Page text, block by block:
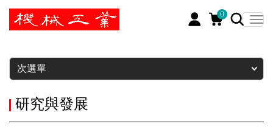
0
暫停
次選單
研究與發展